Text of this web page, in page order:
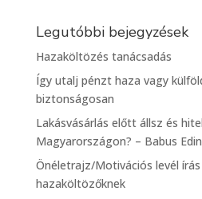
Legutóbbi bejegyzések
Hazaköltözés tanácsadás
Így utalj pénzt haza vagy
biztonságosan
Lakásvásárlás előtt állsz és
Magyarországon? – Babus
Önéletrajz/Motivációs levél
hazaköltözőknek